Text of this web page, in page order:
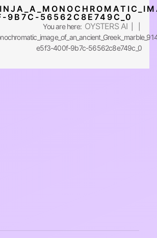
9B7C-56562C8E749C_0
You are here: OYSTERS AI
e5f3-400f-9b7c-56562c8e749c_0